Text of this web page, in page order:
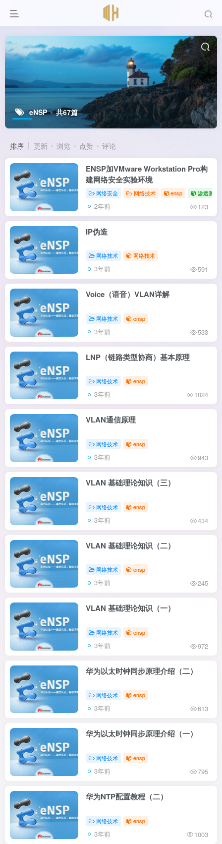
eNSP 共67篇
排序 更新 浏览 点赞 评论
ENSP加VMware Workstation Pro构
建网络安全实验环境
网络安全 网络技术 ensp 渗透测试
2年前 123
IP伪造
网络技术 网络技术
3年前 591
Voice（语音）VLAN详解
网络技术 ensp
3年前 533
LNP（链路类型协商）基本原理
网络技术 ensp
3年前 1024
VLAN通信原理
网络技术 ensp
3年前 943
VLAN 基础理论知识（三）
网络技术 ensp
3年前 434
VLAN 基础理论知识（二）
网络技术 ensp
3年前 245
VLAN 基础理论知识（一）
网络技术 ensp
3年前 972
华为以太时钟同步原理介绍（二）
网络技术 ensp
3年前 613
华为以太时钟同步原理介绍（一）
网络技术 ensp
3年前 795
华为NTP配置教程（二）
网络技术 ensp
3年前 1003